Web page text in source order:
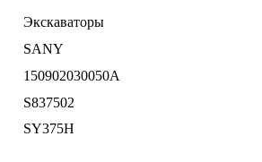
Экскаваторы
SANY
150902030050A
S837502
SY375H